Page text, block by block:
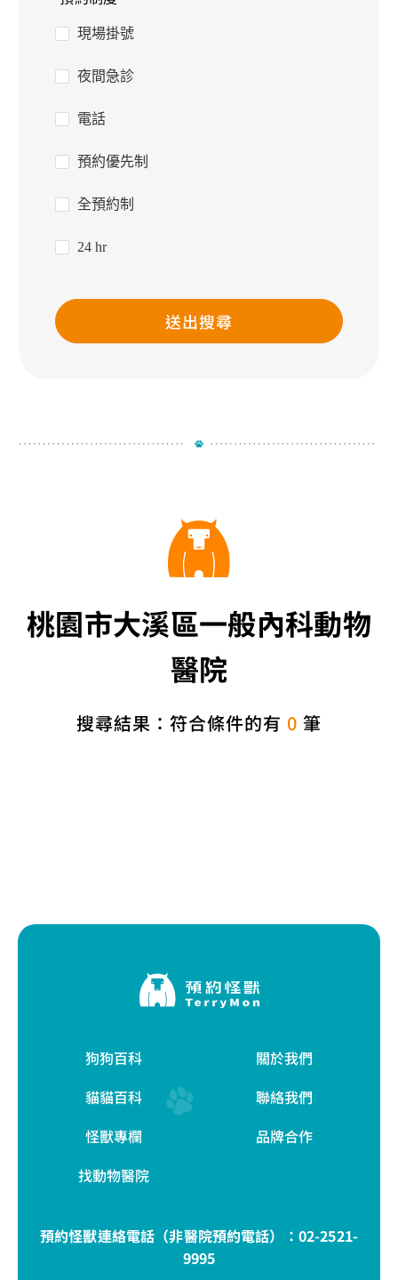
現場掛號
夜間急診
電話
預約優先制
全預約制
24 hr
送出搜尋
桃園市大溪區一般內科動物
醫院
搜尋結果：符合條件的有 0 筆
狗狗百科
貓貓百科
怪獸專欄
找動物醫院
關於我們
聯絡我們
品牌合作
預約怪獸連絡電話（非醫院預約電話）： 02-2521-
9995